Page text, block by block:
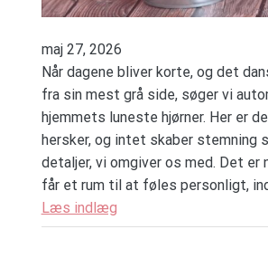
maj 27, 2026
Når dagene bliver korte, og det
fra sin mest grå side, søger vi
hjemmets luneste hjørner. Her er
hersker, og intet skaber stemning
detaljer, vi omgiver os med. Det er
får et rum til at føles personligt,
Læs indlæg